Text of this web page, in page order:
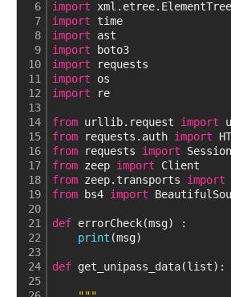
6
7
8
9
10
11
12
13
14
15
16
17
18
19
20
21
22
23
24
25
import xml.etree.ElementTree
import time
import ast
import boto3
import requests
import os
import re
from urllib.request import
from requests.auth import
from requests import Session
from zeep import Client
from zeep.transports import
from bs4 import
def errorCheck(msg) :
print (msg)
def get_unipass_data(list):